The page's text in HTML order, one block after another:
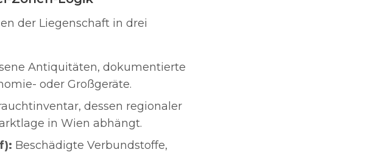
der Liegenschaft in drei
Antiquitäten, dokumentierte
oder Großgeräte.
dessen regionaler
in Wien abhängt.
Beschädigte Verbundstoffe,